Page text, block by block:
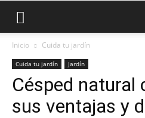
Inicio Cuida tu jardín
Cuida tu jardín Jardín
Césped natural
sus ventajas y